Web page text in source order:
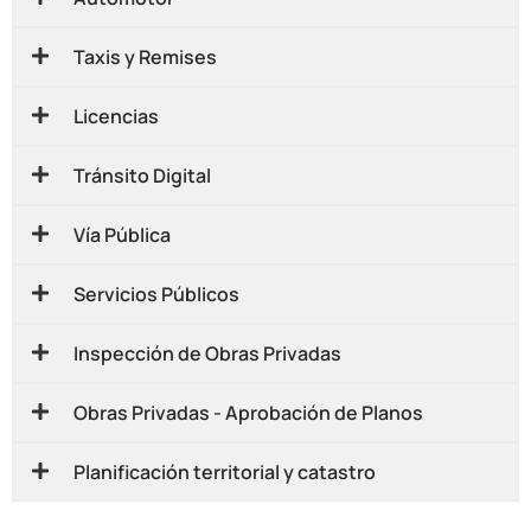
Taxis y Remises
Licencias
Tránsito Digital
Vía Pública
Servicios Públicos
Inspección de Obras Privadas
Obras Privadas - Aprobación de Planos
Planificación territorial y catastro